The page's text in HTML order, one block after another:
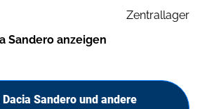
Zentrallager
Sandero anzeigen
Sandero und andere